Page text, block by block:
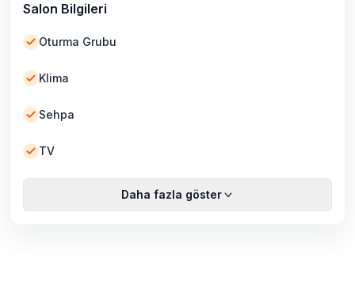
Salon Bilgileri
Oturma Grubu
Klima
Sehpa
TV
Daha fazla göster